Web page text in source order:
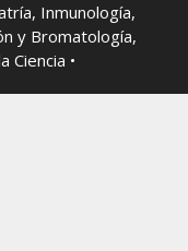
Inmunología,
y Bromatología,
Ciencia •